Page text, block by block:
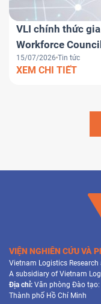
VLI chính thức
Workforce
15/07/2026 Tin tức
XEM CHI TIẾT
VIỆN NGHIÊN CỨU VÀ
Vietnam Logistics
A subsidiary of Vietnam
Địa chỉ: Văn phòng Đào tạo:
Thành phố Hồ Chí Minh